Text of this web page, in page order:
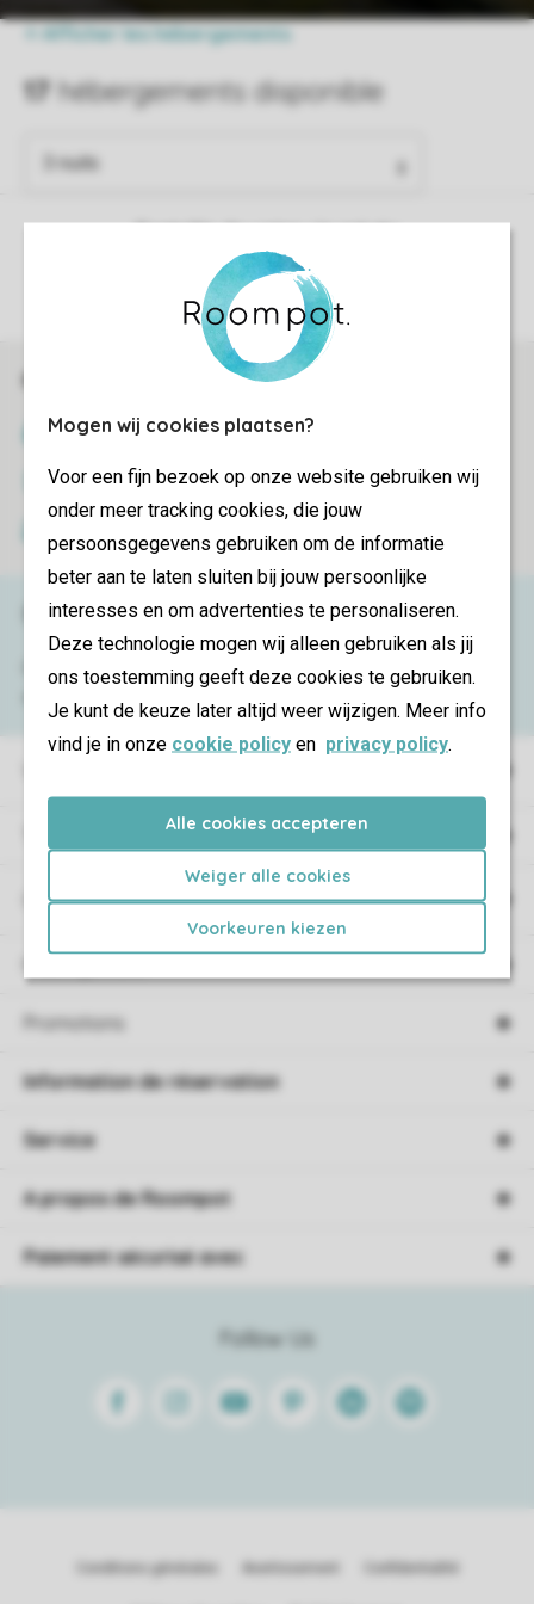
Mogen wij cookies plaatsen?
Voor een fijn bezoek op onze website gebruiken wij
onder meer tracking cookies, die jouw
persoonsgegevens gebruiken om de informatie
beter aan te laten sluiten bij jouw persoonlijke
interesses en om advertenties te personaliseren.
Deze technologie mogen wij alleen gebruiken als jij
ons toestemming geeft deze cookies te gebruiken.
Je kunt de keuze later altijd weer wijzigen. Meer info
vind je in onze cookie policy en privacy policy.
Alle cookies accepteren
Weiger alle cookies
Voorkeuren kiezen
Plus d’infos et préférences
Réservations en ligne rapides et sécurisées
Certificat SSL
Transmission sécurisée des données
Type de vacances
Campings
Promotions
Besoin d’aide ?
Consultez la foire aux questions
Follow Us
FacebookInstagramYoutube PinterestLinkedinSpotify
Information de réservation
Service
A propos de Roompot
Paiement sécurisé avec